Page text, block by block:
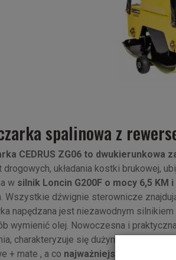
spalinowa z
CEDRUS ZG06 to dwukierunkowa
drogowych, układania kostki brukowej,
w silnik Loncin G200F o mocy 6,5 KM i
Wszystkie dźwignie sterownicze
napędzana jest niezawodnym
wymienić olej. Nowoczesna i
charakteryzuje się dużym rozmiarem
+ mate , a co najważniejsze REWERS